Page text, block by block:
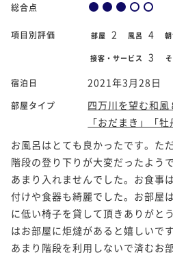
総合点
項目別評価 部屋 2 風呂 4
接客・サービス 3
宿泊日 2021年3月28日
部屋タイプ
四万川を望む和
「おだまき」「牡
お風呂はとても良かったです。た
階段の登り下りが大変だったよう
あまり入れませんでした。お食事
付けや食器も綺麗でした。お部屋
に低い椅子を貸して頂きありがと
はお部屋に炬燵があると嬉しいで
あまり階段を利用しないで済むお